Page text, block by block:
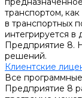
транспортом,
в транспортных
интегрируется
Предприятие 8.
решений.
Клиентские
Все
Предприятие 8